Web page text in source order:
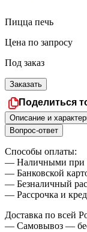
Пицца печь
Цена по запросу
Под заказ
Заказать
Поделиться
Описание и
Вопрос-ответ
Способы оплаты:
— Наличными при
— Банковской
— Безналичный
— Рассрочка и
Доставка по всей
— Самовывоз —